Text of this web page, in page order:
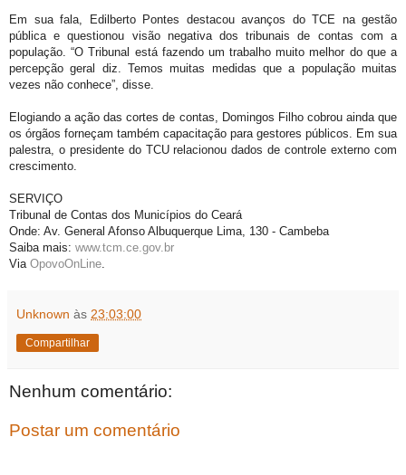
Em sua fala, Edilberto Pontes destacou avanços do TCE na gestão
pública e questionou visão negativa dos tribunais de contas com a
população. “O Tribunal está fazendo um trabalho muito melhor do que a
percepção geral diz. Temos muitas medidas que a população muitas
vezes não conhece”, disse.
Elogiando a ação das cortes de contas, Domingos Filho cobrou ainda que
os órgãos forneçam também capacitação para gestores públicos. Em sua
palestra, o presidente do TCU relacionou dados de controle externo com
crescimento.
SERVIÇO
Tribunal de Contas dos Municípios do Ceará
Onde: Av. General Afonso Albuquerque Lima, 130 - Cambeba
Saiba mais: www.tcm.ce.gov.br
Via OpovoOnLine
Unknown às 23:03:00
Compartilhar
Nenhum comentário:
Postar um comentário